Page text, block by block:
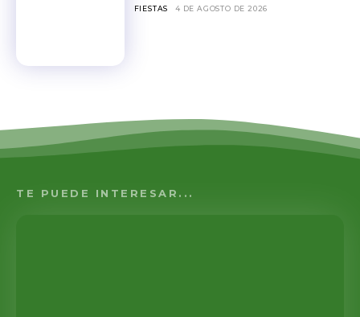
FIESTAS 4 DE AGOSTO DE 2026
TE PUEDE INTERESAR...